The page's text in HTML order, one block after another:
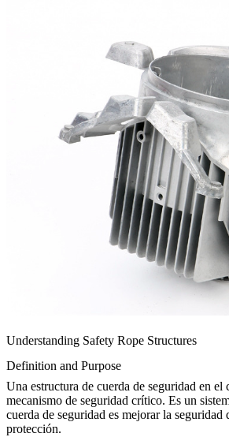
Understanding Safety Rope Structures
Definition and Purpose
Una estructura de cuerda de seguridad en
mecanismo de seguridad crítico. Es un
cuerda de seguridad es mejorar la
protección.